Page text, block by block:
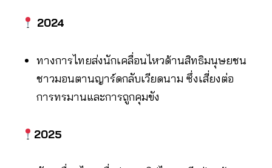
2024
ทางการไทยส่งนักเคลื่อนไหวด้านสิทธิมนุษยชน
ชาวมอนตานญาร์ดกลับเวียดนาม ซึ่งเสี่ยงต่อ
การทรมานและการถูกคุมขัง
2025